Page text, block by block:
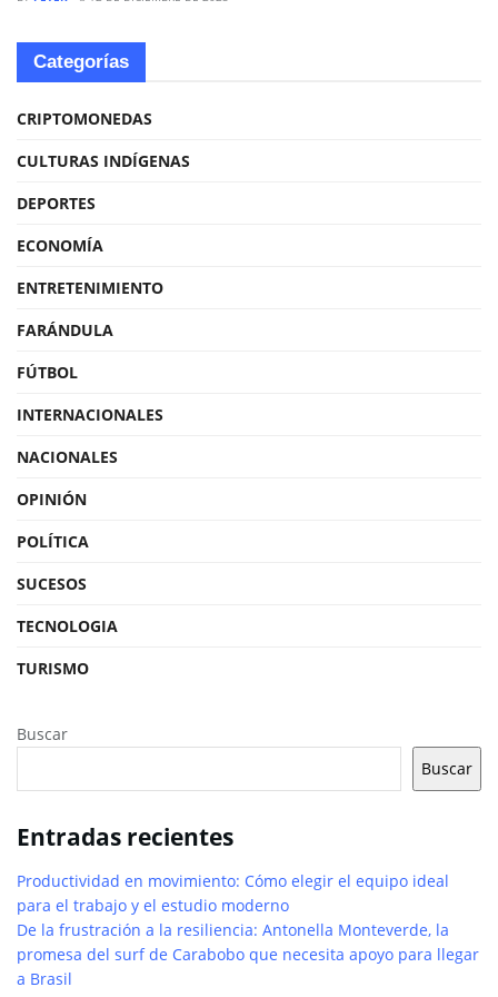
Categorías
CRIPTOMONEDAS
CULTURAS INDÍGENAS
DEPORTES
ECONOMÍA
ENTRETENIMIENTO
FARÁNDULA
FÚTBOL
INTERNACIONALES
NACIONALES
OPINIÓN
POLÍTICA
SUCESOS
TECNOLOGIA
TURISMO
Buscar
Buscar
Entradas recientes
Productividad en movimiento: Cómo elegir el equipo ideal
para el trabajo y el estudio moderno
De la frustración a la resiliencia: Antonella Monteverde, la
promesa del surf de Carabobo que necesita apoyo para llegar
a Brasil